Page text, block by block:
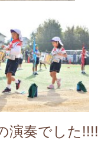
演奏でした!!!!